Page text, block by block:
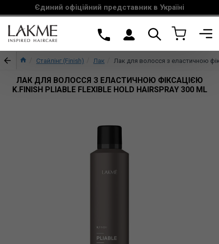
Єдиний офіційний представник в Україні
Стайлінг (Finish) Лак Лак для волосся з еластичною
ЛАК ДЛЯ ВОЛОССЯ З ЕЛАСТИЧНОЮ ФІКСАЦІЄЮ
K.FINISH PLIABLE FLEXIBLE HOLD HAIRSPRAY 300 ML